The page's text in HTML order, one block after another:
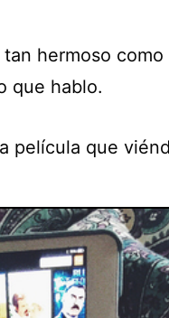
hermoso como
que hablo.
película que